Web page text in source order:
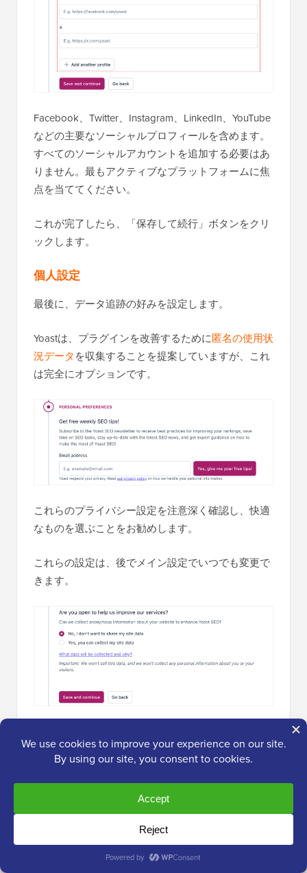
Facebook、Twitter、Instagram、LinkedIn、YouTube
などの主要なソーシャルプロフィールを含めます。
すべてのソーシャルアカウントを追加する必要はあ
りません。最もアクティブなプラットフォームに焦
点を当ててください。
これが完了したら、「保存して続行」ボタンをクリ
ックします。
個人設定
最後に、データ追跡の好みを設定します。
Yoastは、プラグインを改善するために匿名の使用状
況データを収集することを提案していますが、これ
は完全にオプションです。
これらのプライバシー設定を注意深く確認し、快適
なものを選ぶことをお勧めします。
これらの設定は、後でメイン設定でいつでも変更で
きます。
後、初回設定プロセスが完了したという確認メッセ
ージが表示されます。
ステップ4：Yoast SEOを検索エンジンに